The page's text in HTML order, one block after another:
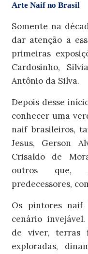
Arte Naif no Brasil
Somente na
dar atenção a
primeiras
Cardosinho,
Antônio da Silva.
Depois desse
conhecer uma
naif brasileiros,
Jesus, Gerson
Crisaldo de
outros que,
predecessores,
Os pintores naif
cenário
de viver, terras
exploradas,